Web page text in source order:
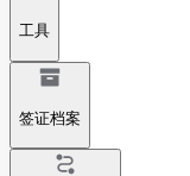
工具
签证档案